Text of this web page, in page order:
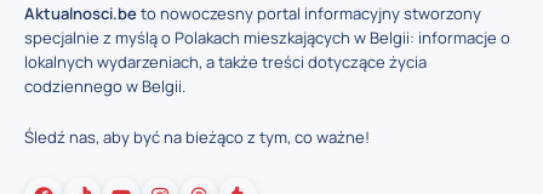
Aktualnosci.beto nowoczesny portal informacyjny stworzony
specjalnie z myślą o Polakach mieszkających w Belgii: informacje o
lokalnych wydarzeniach, a także treści dotyczące życia
codziennego w Belgii.
Śledź nas, aby być na bieżąco z tym, co ważne!